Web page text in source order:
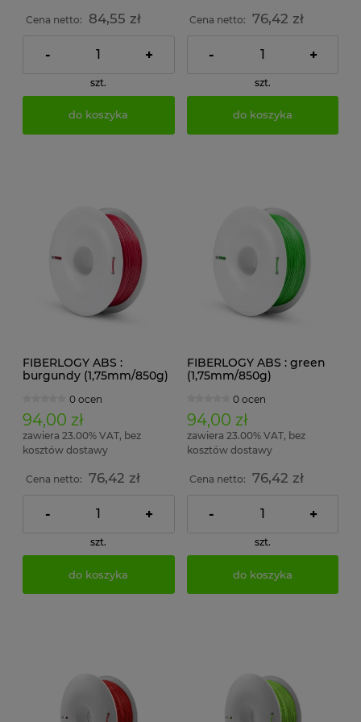
Cena netto: 84,55 zł
- +
szt.
do koszyka
Cena netto: 76,42 zł
- +
szt.
do koszyka
FIBERLOGY ABS :
burgundy (1,75mm/850g)
0 ocen
94,00 zł
zawiera 23.00% VAT, bez
kosztów dostawy
Cena netto: 76,42 zł
- +
szt.
do koszyka
FIBERLOGY ABS : green
(1,75mm/850g)
0 ocen
94,00 zł
zawiera 23.00% VAT, bez
kosztów dostawy
Cena netto: 76,42 zł
- +
szt.
do koszyka